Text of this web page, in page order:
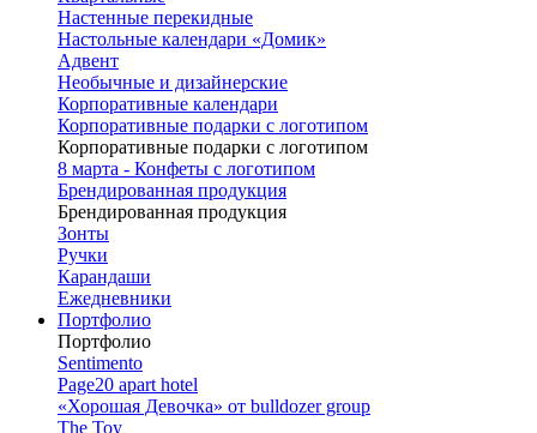
Настенные перекидные
Настольные календари «Домик»
Адвент
Необычные и дизайнерские
Корпоративные календари
Корпоративные подарки с логотипом
Корпоративные подарки с логотипом
8 марта - Конфеты с логотипом
Брендированная продукция
Брендированная продукция
Зонты
Ручки
Карандаши
Ежедневники
Портфолио
Портфолио
Sentimento
Page20 apart hotel
«Хорошая Девочка» от bulldozer group
The Toy